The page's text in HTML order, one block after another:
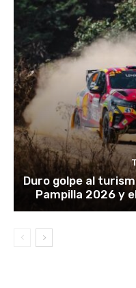
Duro golpe al
Pampilla 2026 y